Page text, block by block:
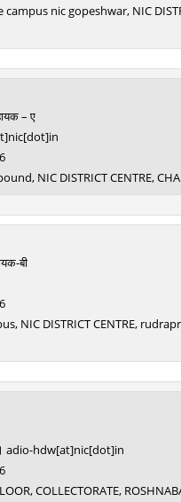
nic gopeshwar, NIC
– ए
NIC DISTRICT CENTRE,
बी
NIC DISTRICT CENTRE,
adio-hdw[at]nic[dot]in
COLLECTORATE,